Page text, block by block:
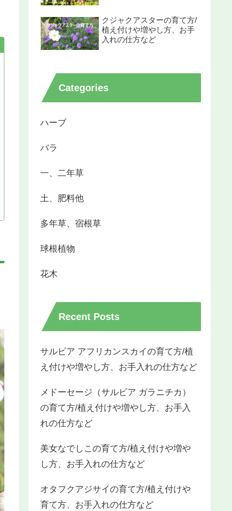
クジャクアスターの育て方/
植え付けや増やし方、お手
入れの仕方など
Categories
ハーブ
バラ
一、二年草
土、肥料他
多年草、宿根草
球根植物
花木
Recent Posts
サルビア アフリカンスカイの育て方/植
え付けや増やし方、お手入れの仕方など
メドーセージ（サルビア ガラニチカ）
の育て方/植え付けや増やし方、お手入
れの仕方など
美女なでしこの育て方/植え付けや増や
し方、お手入れの仕方など
オタフクアジサイの育て方/植え付けや
育て方、お手入れの仕方など